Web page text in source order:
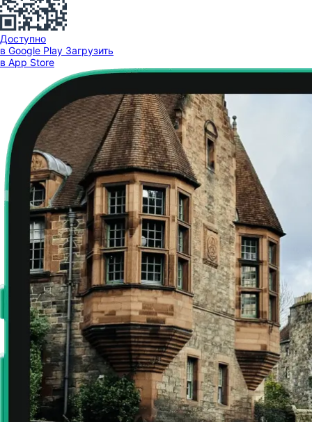
Доступно
в Google Play Загрузить
в App Store